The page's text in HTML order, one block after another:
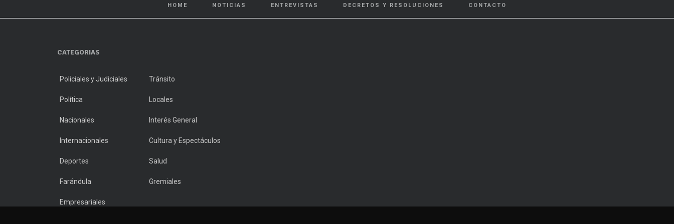
HOME NOTICIAS ENTREVISTAS DECRETOS Y RESOLUCIONES CONTACTO
CATEGORIAS
Policiales y Judiciales Tránsito
Política Locales
Nacionales Interés General
Internacionales Cultura y Espectáculos
Deportes Salud
Farándula Gremiales
Empresariales